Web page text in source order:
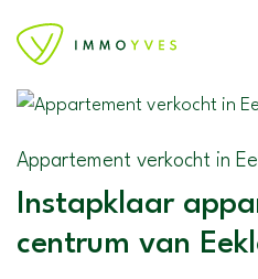
Instapklaar
centrum van
Appartement verkocht in